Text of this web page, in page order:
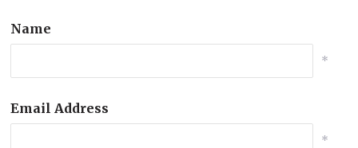
Name
*
Email Address
*